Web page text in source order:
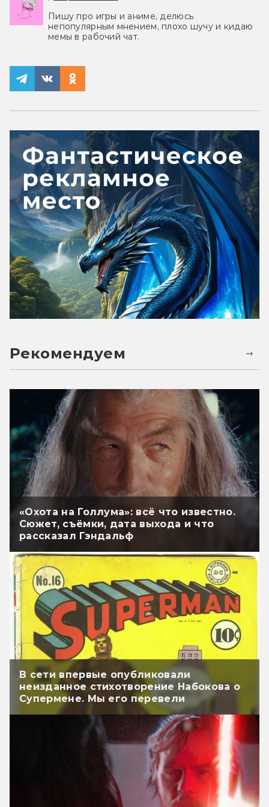
Пишу про игры и аниме, делюсь
непопулярным мнением, плохо шучу и кидаю
мемы в рабочий чат.
Рекомендуем
«Охота на Голлума»: всё что известно.
Сюжет, съёмки, дата выхода и что
рассказал Гэндальф
В сети впервые опубликовали
неизданное стихотворение Набокова о
Супермене. Мы его перевели